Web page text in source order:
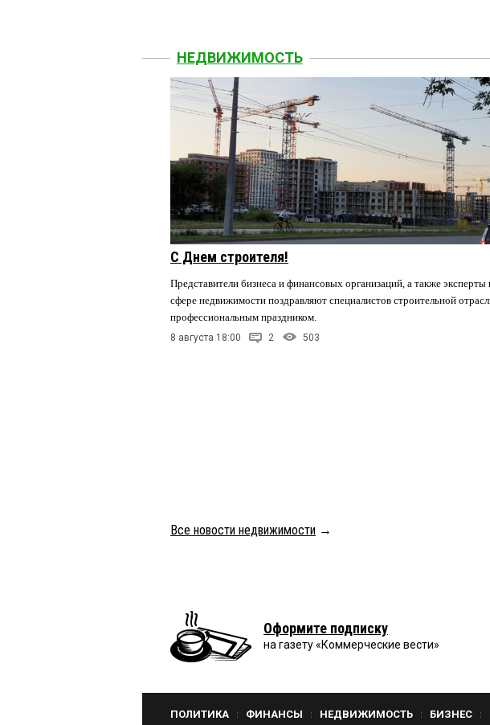
НЕДВИЖИМОСТЬ
С Днем строителя!
Представители бизнеса и финансовых организаций, а также эксперты
сфере недвижимости поздравляют специалистов строительной
профессиональным праздником.
8 августа 18:00 2 503
Все новости недвижимости →
Оформите подписку
на газету «Коммерческие вести»
ПОЛИТИКА ФИНАНСЫ НЕДВИЖИМОСТЬ БИЗНЕС